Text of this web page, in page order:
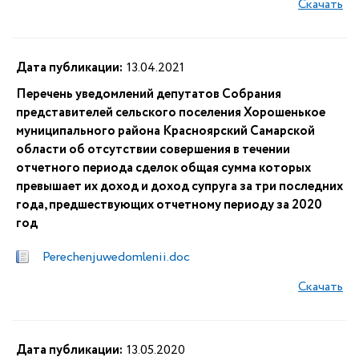
Скачать
Дата публикации: 13.04.2021
Перечень уведомлений депутатов Собрания
представителей сельского поселения Хорошенькое
муниципального района Красноярский Самарской
области об отсутствии совершения в течении
отчетного периода сделок общая сумма которых
превышает их доход и доход супруга за три последних
года, предшествующих отчетному периоду за 2020
год
Perechenjuwedomlenii.doc
Скачать
Дата публикации: 13.05.2020